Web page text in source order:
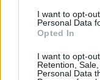
I want to opt-
Personal Data
Opted In
I want to opt-
Retention,
Personal Data